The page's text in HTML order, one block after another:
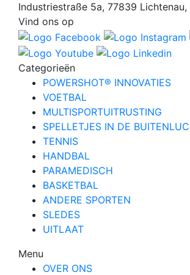
Industriestraße 5a, 77839 Lichtenau,
Vind ons op
Categorieën
POWERSHOT® INNOVATIES
VOETBAL
MULTISPORTUITRUSTING
SPELLETJES IN DE
TENNIS
HANDBAL
PARAMEDISCH
BASKETBAL
ANDERE SPORTEN
SLEDES
UITLAAT
Menu
OVER ONS